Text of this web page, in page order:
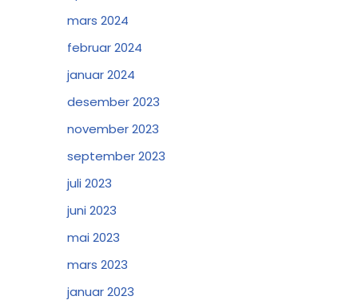
mars 2024
februar 2024
januar 2024
desember 2023
november 2023
september 2023
juli 2023
juni 2023
mai 2023
mars 2023
januar 2023